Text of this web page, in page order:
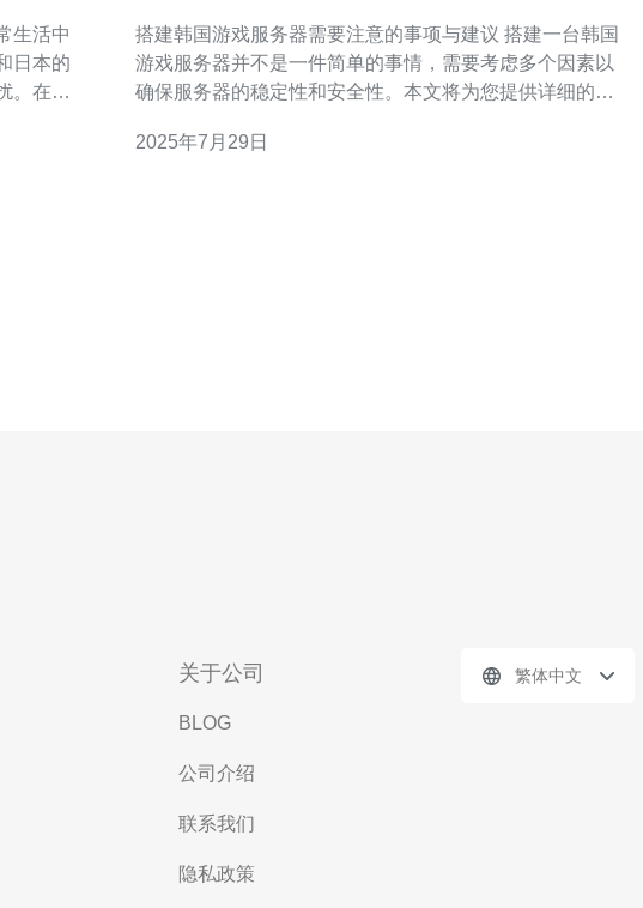
生活中
日本的
。在本
搭建韩国游戏服务器需要注意的事项与建议 搭建一台韩国
游戏服务器并不是一件简单的事情，需要考虑多个因素以
确保服务器的稳定性和安全性。本文将为您提供详细的步
国游戏服务器的具体步骤和注意事项： 1. 选择合适的服务
2025年7月29日
关于公司
BLOG
公司介绍
联系我们
隐私政策
繁体中文